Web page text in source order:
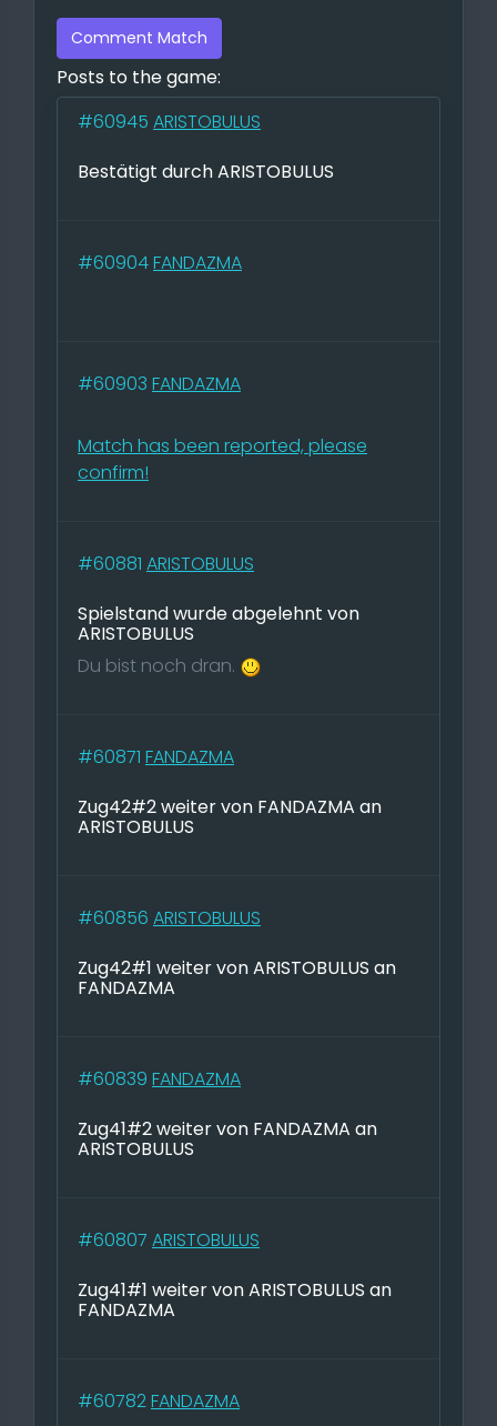
Comment Match
Posts to the game:
#60945 ARISTOBULUS
Bestätigt durch ARISTOBULUS
#60904FANDAZMA
#60903 FANDAZMA
Match has been reported, please
confirm!
#60881 ARISTOBULUS
Spielstand wurde abgelehnt von
ARISTOBULUS
Du bist noch dran.
#60871 FANDAZMA
Zug42#2 weiter von FANDAZMA an
ARISTOBULUS
#60856 ARISTOBULUS
Zug42#1 weiter von ARISTOBULUS an
FANDAZMA
#60839 FANDAZMA
Zug41#2 weiter von FANDAZMA an
ARISTOBULUS
#60807 ARISTOBULUS
Zug41#1 weiter von ARISTOBULUS an
FANDAZMA
#60782FANDAZMA